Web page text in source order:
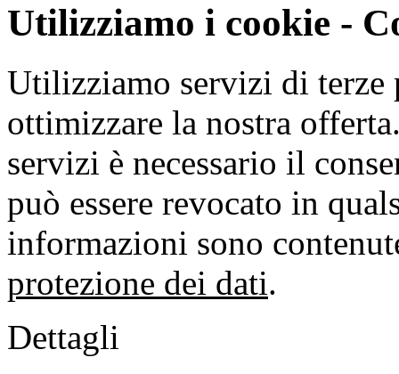
Utilizziamo i cookie -
Utilizziamo servizi di terze
ottimizzare la nostra
servizi è necessario il
può essere revocato in
informazioni sono
protezione dei dati.
Dettagli